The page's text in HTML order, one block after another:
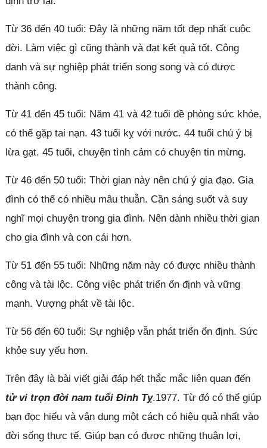
Từ 36 đến 40 tuổi: Đây là những năm tốt đẹp nhất cuộc
đời. Làm việc gì cũng thành và đạt kết quả tốt. Công
danh và sự nghiệp phát triển song song và có được
thành công.
Từ 41 đến 45 tuổi: Năm 41 và 42 tuổi đề phòng sức khỏe,
có thể gặp tai nạn. 43 tuổi kỵ với nước. 44 tuổi chú ý bị
lừa gạt. 45 tuổi, chuyện tình cảm có chuyện tin mừng.
Từ 46 đến 50 tuổi: Thời gian này nên chú ý gia đạo. Gia
đình có thể có nhiều mâu thuẫn. Cần sáng suốt và suy
nghĩ mọi chuyện trong gia đình. Nên dành nhiều thời gian
cho gia đình và con cái hơn.
Từ 51 đến 55 tuổi: Những năm này có được nhiều thành
công và tài lộc. Công việc phát triển ổn định và vững
mạnh. Vượng phát về tài lộc.
Từ 56 đến 60 tuổi: Sự nghiệp vẫn phát triển ổn định. Sức
khỏe suy yếu hơn.
Trên đây là bài viết giải đáp hết thắc mắc liên quan đến
tử vi trọn đời nam tuổi Đinh Tỵ.1977. Từ đó có thể giúp
bạn đọc hiểu và vận dụng một cách có hiệu quả nhất vào
đời sống thực tế. Giúp bạn có được những thuận lợi,
Đóng quảng cáo ✕